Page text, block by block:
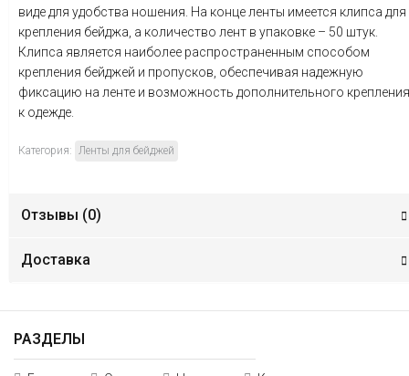
виде для удобства ношения. На конце ленты имеется клипса для
крепления бейджа, а количество лент в упаковке – 50 штук.
Клипса является наиболее распространенным способом
крепления бейджей и пропусков, обеспечивая надежную
фиксацию на ленте и возможность дополнительного крепления
к одежде.
Категория: Ленты для бейджей
Отзывы (0)
Доставка
РАЗДЕЛЫ